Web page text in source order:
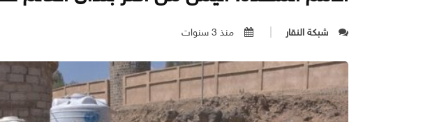
شبكة النقار منذ 3 سنوات